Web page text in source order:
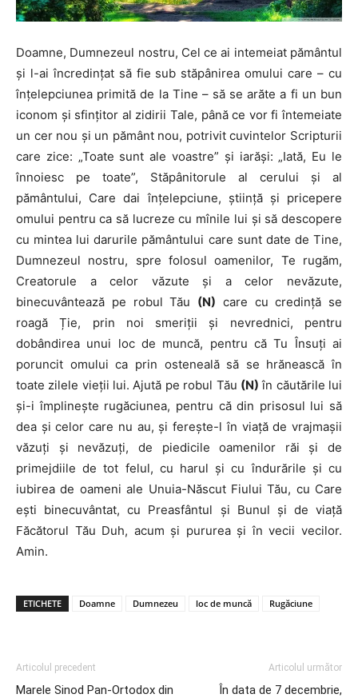
Doamne, Dumnezeul nostru, Cel ce ai intemeiat pământul
şi l-ai încredinţat să fie sub stăpânirea omului care – cu
înțelepciunea primită de la Tine – să se arăte a fi un bun
iconom și sfințitor al zidirii Tale, până ce vor fi întemeiate
un cer nou și un pământ nou, potrivit cuvintelor Scripturii
care zice: „Toate sunt ale voastre” și iarăși: „Iată, Eu le
înnoiesc pe toate”, Stăpânitorule al cerului și al
pământului, Care dai înțelepciune, știință și pricepere
omului pentru ca să lucreze cu mînile lui și să descopere
cu mintea lui darurile pământului care sunt date de Tine,
Dumnezeul nostru, spre folosul oamenilor, Te rugăm,
Creatorule a celor văzute și a celor nevăzute,
binecuvântează pe robul Tău (N) care cu credință se
roagă Ție, prin noi smeriții și nevrednici, pentru
dobândirea unui loc de muncă, pentru că Tu Însuți ai
poruncit omului ca prin osteneală să se hrănească în
toate zilele vieții lui. Ajută pe robul Tău (N) în căutările lui
și-i împlinește rugăciunea, pentru că din prisosul lui să
dea și celor care nu au, și ferește-l în viață de vrajmașii
văzuți și nevăzuți, de piedicile oamenilor răi și de
primejdiile de tot felul, cu harul și cu îndurările și cu
iubirea de oameni ale Unuia-Născut Fiului Tău, cu Care
ești binecuvântat, cu Preasfântul și Bunul și de viață
Făcătorul Tău Duh, acum și pururea și în vecii vecilor.
Amin.
ETICHETE Doamne Dumnezeu loc de muncă Rugăciune
Articolul precedent
Marele Sinod Pan-Ortodox din
Articolul următor
În data de 7 decembrie,